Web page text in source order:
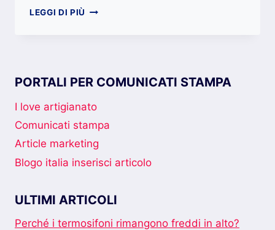
LEGGI DI PIÙ LA
PORTALI PER COMUNICATI STAMPA
I love artigianato
Comunicati stampa
Article marketing
Blogo italia inserisci articolo
ULTIMI ARTICOLI
Perché i termosifoni rimangono freddi in alto?